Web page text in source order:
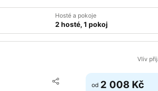
Hosté a pokoje
2 hosté, 1 pokoj
Vliv
Sdílet
Přidat na seznam
od 2 008 Kč